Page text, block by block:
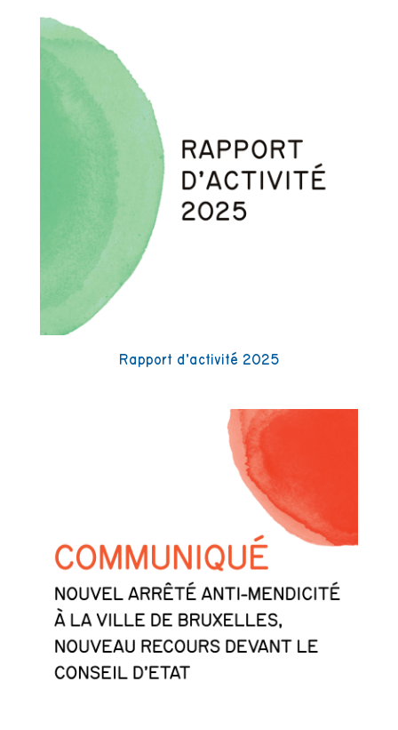
Rapport d’activité 2025